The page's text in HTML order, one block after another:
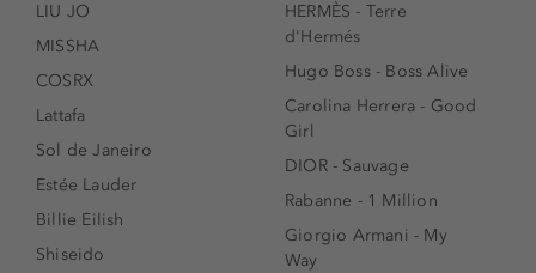
LIU JO
MISSHA
COSRX
Lattafa
Sol de Janeiro
Estée Lauder
Billie Eilish
Shiseido
HERMÈS - Terre
d'Hermés
Hugo Boss - Boss Alive
Carolina Herrera - Good
Girl
DIOR - Sauvage
Rabanne - 1 Million
Giorgio Armani - My
Way